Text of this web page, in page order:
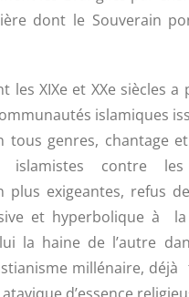
dont le Souverain
XIXe et XXe siècles
islamiques
tous genres, chantage
islamistes contre
plus exigeantes, refus
et hyperbolique à
la haine de l’autre
millénaire,